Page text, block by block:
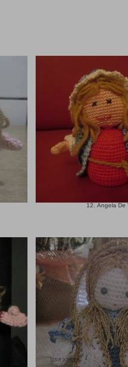
12. Angela De